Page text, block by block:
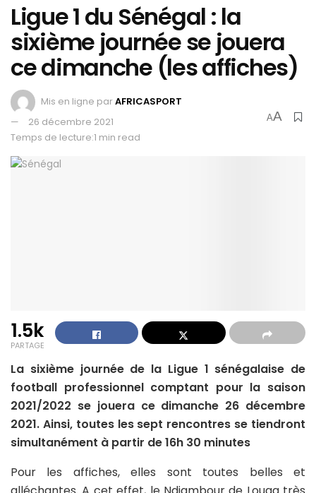
Ligue 1 du Sénégal : la
sixième journée se jouera
ce dimanche (les affiches)
Mis en ligne parAFRICASPORT
26 décembre 2021
Temps de lecture:1 min read
AA
1.5k
PARTAGE
La sixième journée de la Ligue 1 sénégalaise de
football professionnel comptant pour la saison
2021/2022 se jouera ce dimanche 26 décembre
2021. Ainsi, toutes les sept rencontres se tiendront
simultanément à partir de 16h 30 minutes
Pour les affiches, elles sont toutes belles et